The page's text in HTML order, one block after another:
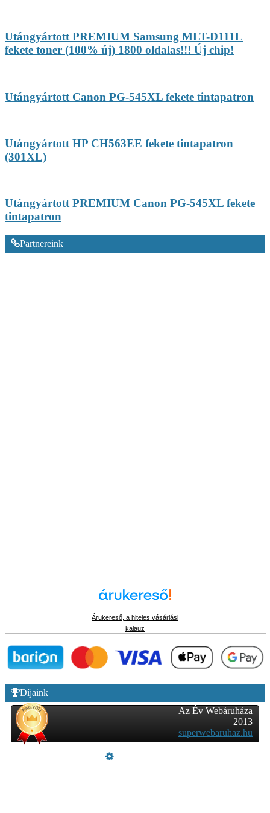
Utángyártott PREMIUM Samsung MLT-D111L
fekete toner (100% új) 1800 oldalas!!! Új chip!
Utángyártott Canon PG-545XL fekete tintapatron
Utángyártott HP CH563EE fekete tintapatron
(301XL)
Utángyártott PREMIUM Canon PG-545XL fekete
tintapatron
Partnereink
Árukereső, a hiteles vásárlási
kalauz
Díjaink
Az Év Webáruháza
2013
superwebaruhaz.hu